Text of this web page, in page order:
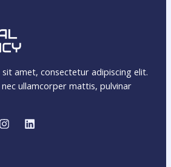
amet, consectetur adipiscing elit.
ullamcorper mattis, pulvinar